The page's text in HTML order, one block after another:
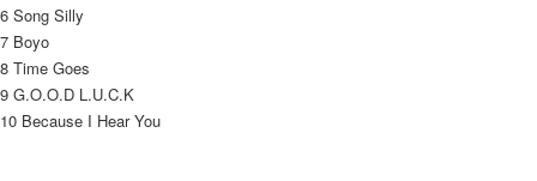
「AFTEE先享後付」，若未經同意申辦者引起之損失，本公司不負相關責
任。
４．使用「AFTEE先享後付」時，將依據個別帳號之用戶狀況，依本公司即
時審查核予不同之上限額度；若仍有額度不足之情形，本公司將視審查結果
５．嚴禁一人註冊多個帳號或使用他人資訊註冊。若發現惡意使用之情形，
付款後門市自取
免運費
亞洲國家/地區配送
6 Song Silly
7 Boyo
8 Time Goes
9 G.O.O.D L.U.C.K
10 Because I Hear You